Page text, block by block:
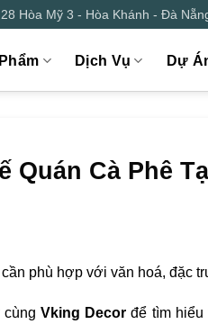
28 Hòa Mỹ 3 - Hòa Khánh - Đà
Dịch Vụ Dự
Quán Cà Phê
phù hợp với văn hoá, đặc
Vking Decor để tìm hiểu